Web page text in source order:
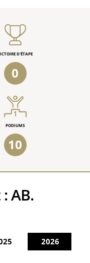
D'ÉTAPE
0
PODIUMS
10
:AB.
2026